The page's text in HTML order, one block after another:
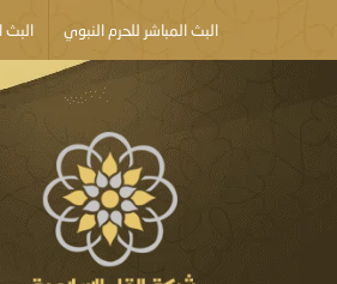
البث المباشر للحرم النبوي البث